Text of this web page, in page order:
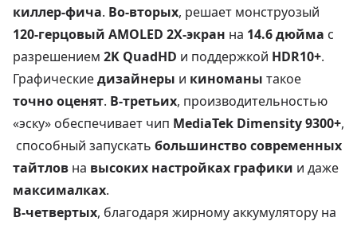
киллер-фича. Во-вторых, решает монструозый
120-герцовый AMOLED 2X-экран на 14.6 дюйма с
разрешением 2K QuadHD и поддержкой HDR10+.
Графическиедизайнеры и киноманы такое
точно оценят. В-третьих, производительностью
«эску» обеспечивает чип MediaTek Dimensity 9300+,
способный запускать большинство современных
тайтлов на высоких настройках графики и даже
максималках.
В-четвертых, благодаря жирному аккумулятору на